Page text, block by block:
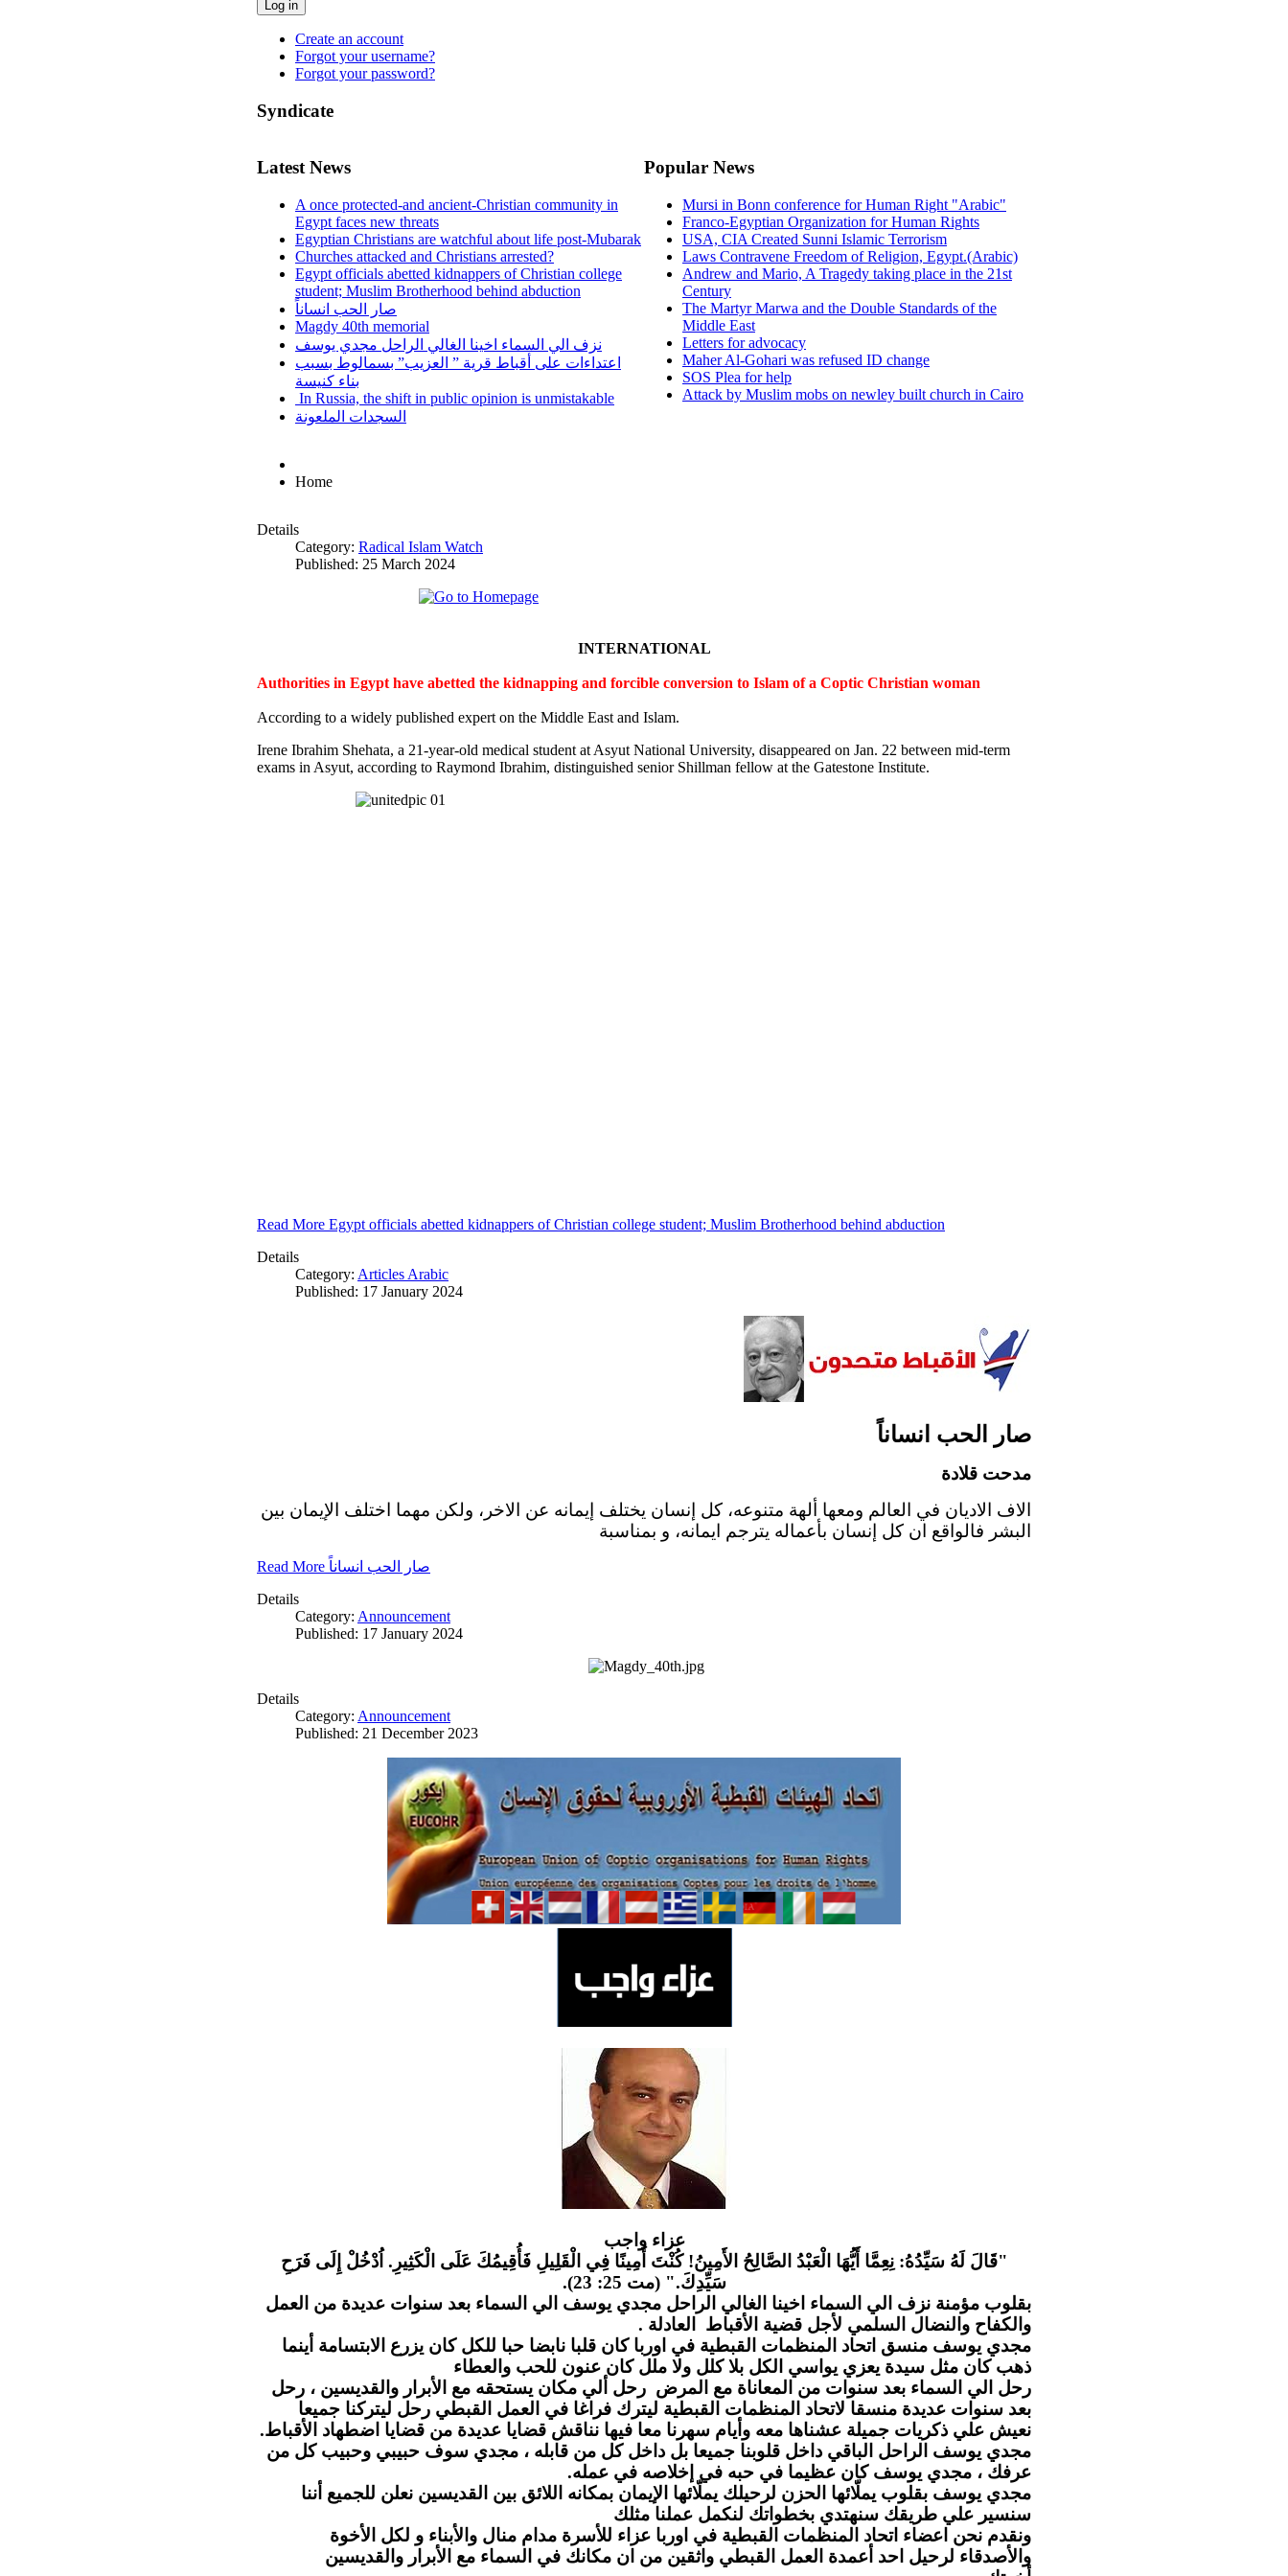
Log in
Create an account
Forgot your username?
Forgot your password?
Syndicate
Latest News
A once protected-and ancient-Christian community in
Egypt faces new threats
Egyptian Christians are watchful about life post-Mubarak
Churches attacked and Christians arrested?
Egypt officials abetted kidnappers of Christian college
student; Muslim Brotherhood behind abduction
صار الحب انساناً
Magdy 40th memorial
نزف الي السماء اخينا الغالي الراحل مجدي يوسف
اعتداءات على أقباط قرية ” العزيب” بسمالوط بسبب
بناء كنيسة
In Russia, the shift in public opinion is unmistakable
السجدات الملعونة
Popular News
Mursi in Bonn conference for Human Right "Arabic"
Franco-Egyptian Organization for Human Rights
USA, CIA Created Sunni Islamic Terrorism
Laws Contravene Freedom of Religion, Egypt.(Arabic)
Andrew and Mario, A Tragedy taking place in the 21st
Century
The Martyr Marwa and the Double Standards of the
Middle East
Letters for advocacy
Maher Al-Gohari was refused ID change
SOS Plea for help
Attack by Muslim mobs on newley built church in Cairo
Home
Details
Category: Radical Islam Watch
Published: 25 March 2024
INTERNATIONAL
Authorities in Egypt have abetted the kidnapping and forcible conversion to Islam of a Coptic Christian woman
According to a widely published expert on the Middle East and Islam.
Irene Ibrahim Shehata, a 21-year-old medical student at Asyut National University, disappeared on Jan. 22 between mid-term
exams in Asyut, according to Raymond Ibrahim, distinguished senior Shillman fellow at the Gatestone Institute.
Read More Egypt officials abetted kidnappers of Christian college student; Muslim Brotherhood behind abduction
Details
Category: Articles Arabic
Published: 17 January 2024
صار الحب انساناً
مدحت قلادة
الاف الاديان في العالم ومعها ألهة متنوعه، كل إنسان يختلف إيمانه عن الاخر، ولكن مهما اختلف الإيمان بين
البشر فالواقع ان كل إنسان بأعماله يترجم ايمانه، و بمناسبة
Read More صار الحب انساناً
Details
Category: Announcement
Published: 17 January 2024
Details
Category: Announcement
Published: 21 December 2023
عزاء واجب
"قَالَ لَهُ سَيِّدُهُ: نِعِمَّا أَيُّهَا الْعَبْدُ الصَّالِحُ الأَمِينُ! كُنْتَ أَمِينًا فِي الْقَلِيلِ فَأُقِيمُكَ عَلَى الْكَثِيرِ. اُدْخُلْ إِلَى فَرَحِ
سَيِّدِكَ." (مت 25: 23).
بقلوب مؤمنة نزف الي السماء اخينا الغالي الراحل مجدي يوسف الي السماء بعد سنوات عديدة من العمل
والكفاح والنضال السلمي لأجل قضية الأقباط العادلة .
مجدي يوسف منسق اتحاد المنظمات القبطية في اوربا كان قلبا نابضا حبا للكل كان يزرع الابتسامة أينما
ذهب كان مثل سيدة يعزي يواسي الكل بلا كلل ولا ملل كان عنون للحب والعطاء
رحل الي السماء بعد سنوات من المعاناة مع المرض رحل ألي مكان يستحقه مع الأبرار والقديسين ، رحل
بعد سنوات عديدة منسقا لاتحاد المنظمات القبطية ليترك فراغا في العمل القبطي رحل ليتركنا جميعا
نعيش علي ذكريات جميلة عشناها معه وأيام سهرنا معا فيها نناقش قضايا عديدة من قضايا اضطهاد الأقباط.
مجدي يوسف الراحل الباقي داخل قلوبنا جميعا بل داخل كل من قابله ، مجدي سوف حبيبي وحبيب كل من
عرفك ، مجدي يوسف كان عظيما في حبه في إخلاصه في عمله.
مجدي يوسف بقلوب يملّائها الحزن لرحيلك يملّائها الإيمان بمكانه اللائق بين القديسين نعلن للجميع أننا
سنسير علي طريقك سنهتدي بخطواتك لنكمل عملنا مثلك
ونقدم نحن اعضاء اتحاد المنظمات القبطية في اوربا عزاء للأسرة مدام منال والأبناء و لكل الأخوة
والأصدقاء لرحيل احد أعمدة العمل القبطي واثقين من ان مكانك في السماء مع الأبرار والقديسين